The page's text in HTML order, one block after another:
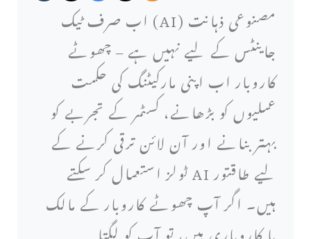
مصنوعی ذہانت (AI) اب صرف ٹیک
جاينٹس کے لیے نہیں ہے – چھوٹے
کاروبار اب اپنی مارکیٹنگ کی حکمت
عملیوں کو بڑھانے، کسٹمر کے تجربے کو
بہتر بنانے اور آن لائن ترقی کرنے کے
لیے طاقتور AI ٹولز استعمال کر سکتے
ہیں۔ اگر آپ چھوٹے کاروبار کے مالک
یا کاروباری ہیں، تو آپ کو لگتا
AI
کا
استعمال
کر
سکتے
ہیں.
یہاں